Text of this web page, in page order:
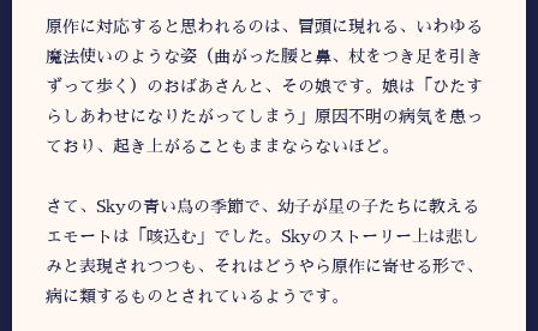
原作に対応すると思われるのは、冒頭に現れる、いわゆる
魔法使いのような姿（曲がった腰と鼻、杖をつき足を引き
ずって歩く）のおばあさんと、その娘です。娘は「ひたす
らしあわせになりたがってしまう」原因不明の病気を患っ
ており、起き上がることもままならないほど。
さて、Skyの青い鳥の季節で、幼子が星の子たちに教える
エモートは「咳込む」でした。Skyのストーリー上は悲し
みと表現されつつも、それはどうやら原作に寄せる形で、
病に類するものとされているようです。